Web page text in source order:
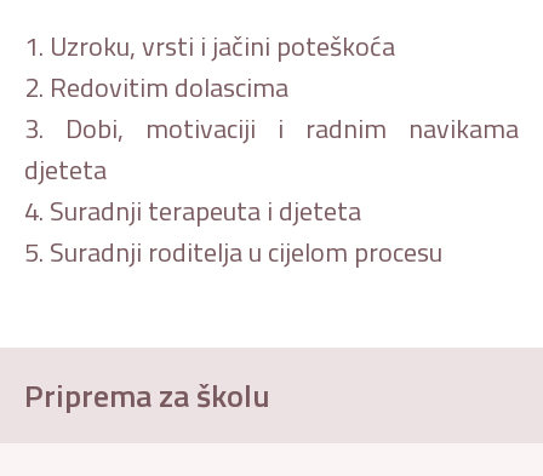
1. Uzroku, vrsti i jačini poteškoća
2. Redovitim dolascima
3. Dobi, motivaciji i radnim navikama
djeteta
4. Suradnji terapeuta i djeteta
5. Suradnji roditelja u cijelom procesu
Priprema za školu